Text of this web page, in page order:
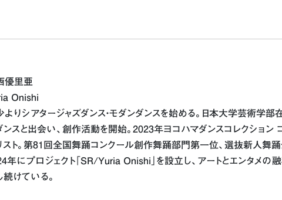
優里亜
Onishi
よりシアタージャズダンス・モダンダンスを始める。日本大学芸術学部
ンスと出会い、創作活動を開始。2023年ヨコハマダンスコレクション
スト。第81回全国舞踊コンクール創作舞踊部門第一位、選抜新人舞
年にプロジェクト「SR/Yuria Onishi」を設立し、アートとエンタメの
続けている。